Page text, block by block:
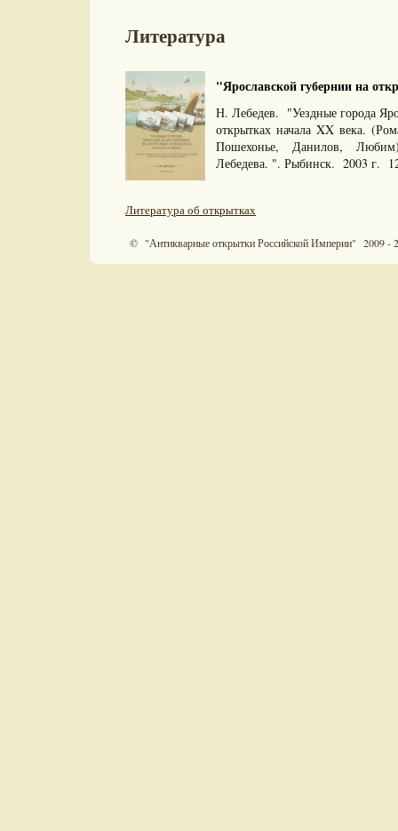
Литература
"Ярославской губернии на
Н. Лебедев. "Уездные города
открытках начала XX века.
Пошехонье, Данилов,
Лебедева. ". Рыбинск. 2003 г.
Литература об открытках
© "Антикварные открытки Российской Империи" 2009 -